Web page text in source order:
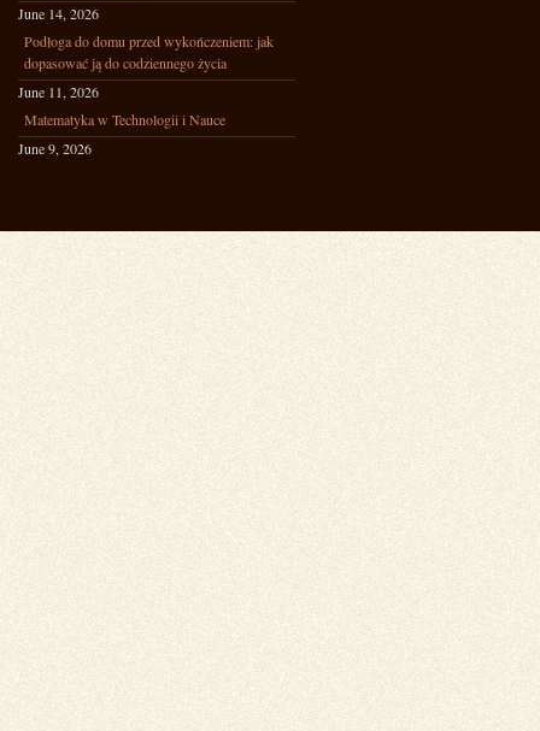
June 14, 2026
Podłoga do domu przed wykończeniem: jak
dopasować ją do codziennego życia
June 11, 2026
Matematyka w Technologii i Nauce
June 9, 2026